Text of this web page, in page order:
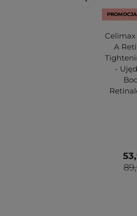
PROMOCJA
A
-